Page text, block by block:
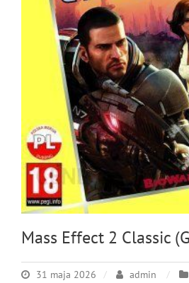
Mass Effect 2 Classic
31 maja 2026 admin